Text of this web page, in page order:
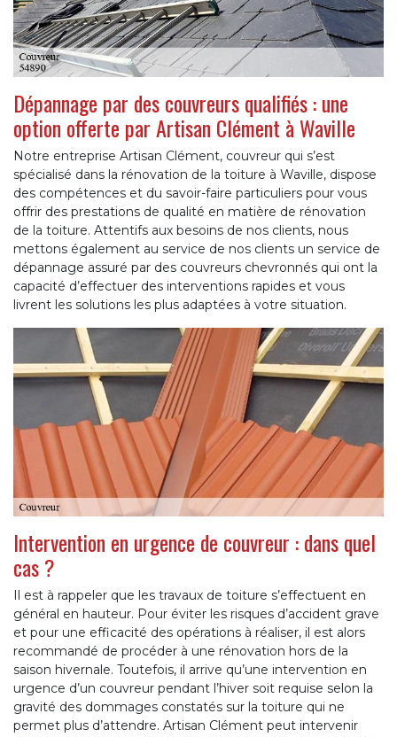
Dépannage par des couvreurs qualifiés : une
option offerte par Artisan Clément à Waville
Notre entreprise Artisan Clément, couvreur qui s’est
spécialisé dans la rénovation de la toiture à Waville, dispose
des compétences et du savoir-faire particuliers pour vous
offrir des prestations de qualité en matière de rénovation
de la toiture. Attentifs aux besoins de nos clients, nous
mettons également au service de nos clients un service de
dépannage assuré par des couvreurs chevronnés qui ont la
capacité d’effectuer des interventions rapides et vous
livrent les solutions les plus adaptées à votre situation.
Intervention en urgence de couvreur : dans quel
cas ?
Il est à rappeler que les travaux de toiture s’effectuent en
général en hauteur. Pour éviter les risques d’accident grave
et pour une efficacité des opérations à réaliser, il est alors
recommandé de procéder à une rénovation hors de la
saison hivernale. Toutefois, il arrive qu’une intervention en
urgence d’un couvreur pendant l’hiver soit requise selon la
gravité des dommages constatés sur la toiture qui ne
permet plus d’attendre. Artisan Clément peut intervenir